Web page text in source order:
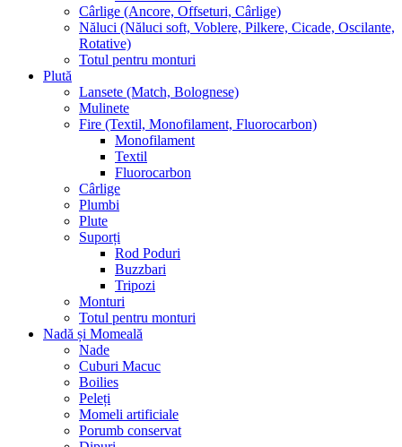
Cârlige (Ancore, Offseturi, Cârlige)
Năluci (Năluci soft, Voblere, Pilkere, Cicade, Oscilante,
Rotative)
Totul pentru monturi
Plută
Lansete (Match, Bolognese)
Mulinete
Fire (Textil, Monofilament, Fluorocarbon)
Monofilament
Textil
Fluorocarbon
Cârlige
Plumbi
Plute
Suporți
Rod Poduri
Buzzbari
Tripozi
Monturi
Totul pentru monturi
Nadă și Momeală
Nade
Cuburi Macuc
Boilies
Peleți
Momeli artificiale
Porumb conservat